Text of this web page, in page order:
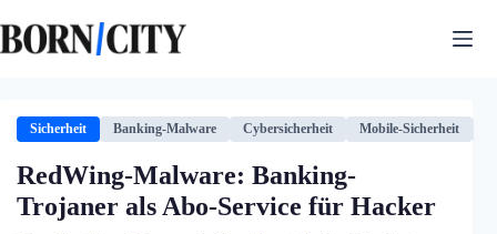
Inhalt
springen
Sicherheit Banking-Malware Cybersicherheit Mobile-Sicherheit
RedWing-Malware: Banking-
Trojaner als Abo-Service für Hacker